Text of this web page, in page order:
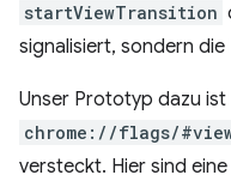
startViewTransition
signalisiert, sondern
Unser Prototyp dazu ist
chrome://flags/
versteckt. Hier sind eine